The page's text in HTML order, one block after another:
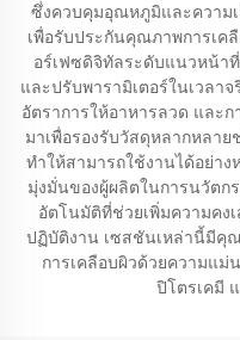
ซึ่งควบคุมอุณหภูมิและความ
เพื่อรับประกันคุณภาพการเค
อร์เฟซดิจิทัลระดับแนวหน้า
และปรับพารามิเตอร์ในเวลา
อัตราการให้อาหารลวด และ
มาเพื่อรองรับวัสดุหลากหลา
ทำให้สามารถใช้งานได้อย่า
มุ่งมั่นของผู้ผลิตในการนวัต
อัตโนมัติที่ช่วยเพิ่มความคง
ปฏิบัติงาน เซสชันเหล่านี้มีคุ
การเคลือบผิวด้วยความแม่
ปิโตรเคมี